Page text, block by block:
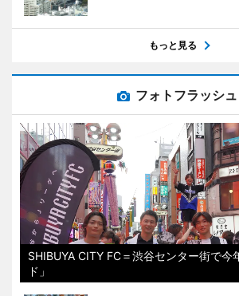
もっと見る
フォトフラッシュ
SHIBUYA CITY FC＝渋谷センター街で今
ド」